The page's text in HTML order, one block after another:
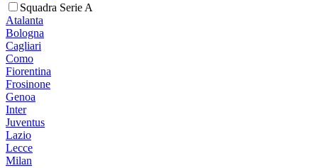
Squadra Serie A
Atalanta
Bologna
Cagliari
Como
Fiorentina
Frosinone
Genoa
Inter
Juventus
Lazio
Lecce
Milan